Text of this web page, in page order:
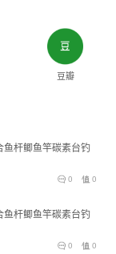
豆瓣
杆鲫鱼竿碳素台钓
0
0
杆鲫鱼竿碳素台钓
0
0